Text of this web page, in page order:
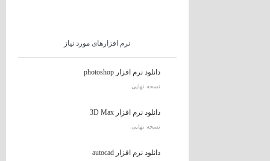
نرم افزارهای مورد نیاز
دانلود نرم افزار photoshop
نسخه نهایی
دانلود نرم افزار 3D Max
نسخه نهایی
دانلود نرم افزار autocad